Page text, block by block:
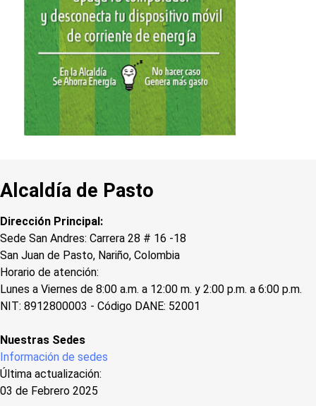
Alcaldía de Pasto
Dirección Principal:
Sede San Andres: Carrera 28 # 16 -18
San Juan de Pasto, Nariño, Colombia
Horario de atención:
Lunes a Viernes de 8:00 a.m. a 12:00 m. y 2:00 p.m. a 6:00 p.m.
NIT: 8912800003 - Código DANE: 52001
Nuestras Sedes
Información de sedes
Última actualización:
03 de Febrero 2025